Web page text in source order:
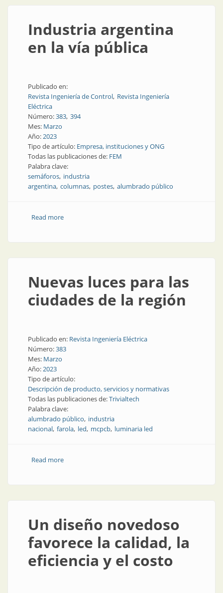
Industria argentina
en la vía pública
Publicado en:
Revista Ingeniería de Control Revista Ingeniería
Eléctrica
Número:383 394
Mes: Marzo
Año:2023
Tipo de artículo: Empresa, instituciones y ONG
Todas las publicaciones de: FEM
Palabra clave:
semáforos industria
argentina columnas postes alumbrado público
Read moreabout Industria argentina en la vía pública
Nuevas luces para las
ciudades de la región
Publicado en: Revista Ingeniería Eléctrica
Número:383
Mes: Marzo
Año:2023
Tipo de artículo:
Descripción de producto, servicios y normativas
Todas las publicaciones de:Trivialtech
Palabra clave:
alumbrado público industria
nacional farola led mcpcb luminaria led
Read moreabout Nuevas luces para las ciudades de la región
Un diseño novedoso
favorece la calidad, la
eficiencia y el costo